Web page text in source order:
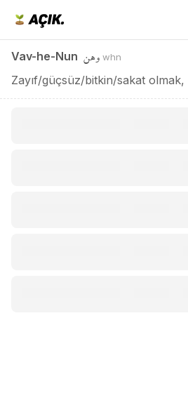
Vav-he-Nun وهن whn
Zayıf/güçsüz/bitkin/sakat